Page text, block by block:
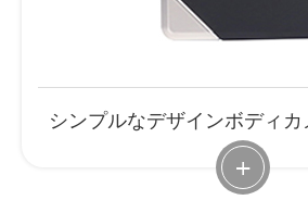
シンプルなデザインボディ
+